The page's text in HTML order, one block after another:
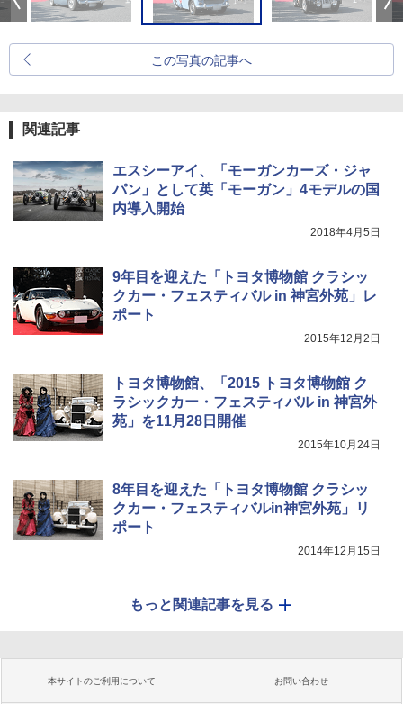
この写真の記事へ
関連記事
エスシーアイ、「モーガンカーズ・ジャ
パン」として英「モーガン」4モデルの国
内導入開始
2018年4月5日
9年目を迎えた「トヨタ博物館 クラシッ
クカー・フェスティバル in 神宮外苑」レ
ポート
2015年12月2日
トヨタ博物館、「2015 トヨタ博物館 ク
ラシックカー・フェスティバル in 神宮外
苑」を11月28日開催
2015年10月24日
8年目を迎えた「トヨタ博物館 クラシッ
クカー・フェスティバルin神宮外苑」リ
ポート
2014年12月15日
もっと関連記事を見る
本サイトのご利用について お問い合わせ